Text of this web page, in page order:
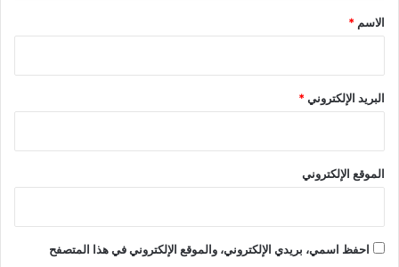
*
الاسم *
البريد الإلكتروني*
الموقع الإلكتروني
احفظ اسمي، بريدي الإلكتروني، والموقع الإلكتروني في هذا المتصفح